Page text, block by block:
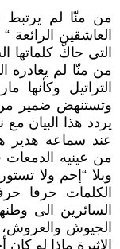
من منّا لم يرتبط
العاشقين الرائعة
التي حاكّ كلماتها
من منّا لم يغادره
التراتيل
وتستنهض ضمير من
يردد هذا البيان
عند سماعه هدير
من عينيه الدمعات
وبلا “إحم ولا
الكلمات حرفا
السائرين الى
الجيوش
الاثيرة ماذا لو